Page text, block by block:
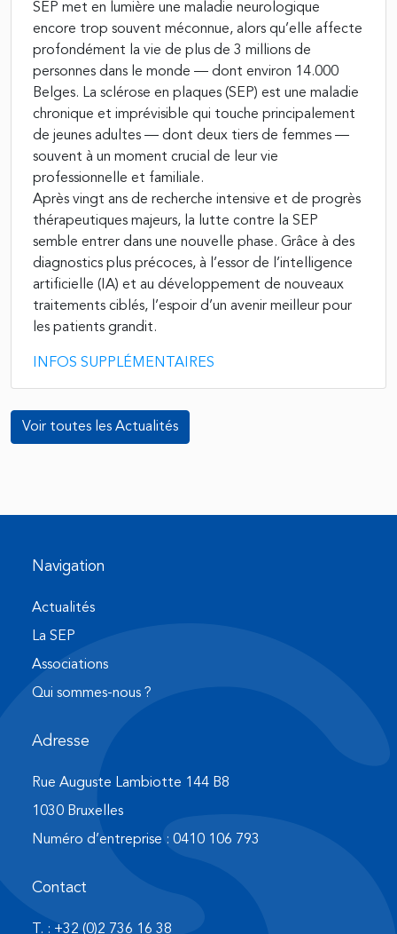
SEP met en lumière une maladie neurologique
encore trop souvent méconnue, alors qu’elle affecte
profondément la vie de plus de 3 millions de
personnes dans le monde — dont environ 14.000
Belges. La sclérose en plaques (SEP) est une maladie
chronique et imprévisible qui touche principalement
de jeunes adultes — dont deux tiers de femmes —
souvent à un moment crucial de leur vie
professionnelle et familiale.
Après vingt ans de recherche intensive et de progrès
thérapeutiques majeurs, la lutte contre la SEP
semble entrer dans une nouvelle phase. Grâce à des
diagnostics plus précoces, à l’essor de l’intelligence
artificielle (IA) et au développement de nouveaux
traitements ciblés, l’espoir d’un avenir meilleur pour
les patients grandit.
INFOS SUPPLÉMENTAIRES
Voir toutes les Actualités
Navigation
Actualités
La SEP
Associations
Qui sommes-nous ?
Adresse
Rue Auguste Lambiotte 144 B8
1030 Bruxelles
Numéro d’entreprise : 0410 106 793
Contact
T. : +32 (0)2 736 16 38